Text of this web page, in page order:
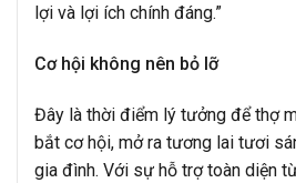
lợi và lợi ích chính đáng.”
Cơ hội không nên bỏ lỡ
Đây là thời điểm lý tưởng để thợ
bắt cơ hội, mở ra tương lai tươi
gia đình. Với sự hỗ trợ toàn diện